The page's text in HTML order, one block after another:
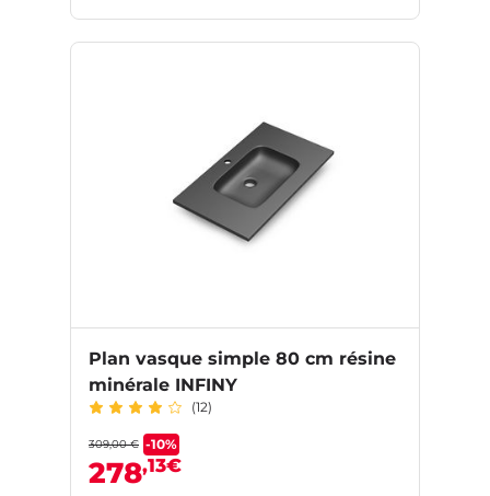
Plan vasque simple 80 cm résine
minérale INFINY
(12)
309,00 € -10%
278,13€